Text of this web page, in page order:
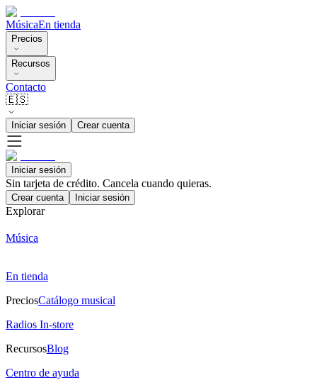
MúsicaEn tienda
Precios
Recursos
Contacto
🇪🇸
Iniciar sesión Crear cuenta
Iniciar sesión
Sin tarjeta de crédito. Cancela cuando quieras.
Crear cuenta Iniciar sesión
Explorar
Música
En tienda
PreciosCatálogo musical
Radios In-store
RecursosBlog
Centro de ayuda